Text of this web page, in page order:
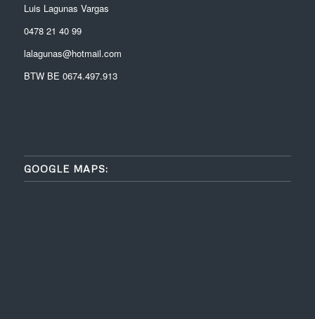
Luis Lagunas Vargas
0478 21 40 99
lalagunas@hotmail.com
BTW BE 0674.497.913
GOOGLE MAPS: